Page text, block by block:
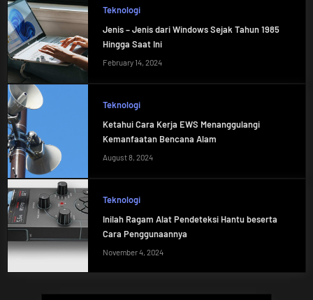
Teknologi
Jenis – Jenis dari Windows Sejak Tahun 1985
Hingga Saat Ini
February 14, 2024
Teknologi
Ketahui Cara Kerja EWS Menanggulangi
Kemanfaatan Bencana Alam
August 8, 2024
Teknologi
Inilah Ragam Alat Pendeteksi Hantu beserta
Cara Penggunaannya
November 4, 2024